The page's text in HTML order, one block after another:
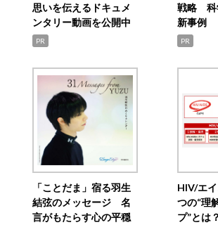
思いを伝えるドキュメ
ンタリー動画を公開中
PR
戦略 科
新事例
PR
「ことだま」宿る羽生
結弦のメッセージ 名
言がもたらす心の平穏
HIV/エ
つの“理
プ”とは